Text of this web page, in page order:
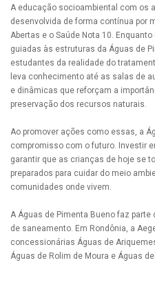
A educação socioambiental com os
desenvolvida de forma contínua por
Abertas e o Saúde Nota 10.
guiadas às estruturas da Águas de
estudantes da realidade do
leva conhecimento até as salas de
e dinâmicas que reforçam a
preservação dos recursos naturais.
Ao promover ações como essas, a
compromisso com o futuro. Investir
garantir que as crianças de hoje se
preparados para cuidar do meio
comunidades onde vivem.
A Águas de Pimenta Bueno faz parte
de saneamento. Em Rondônia, a
concessionárias Águas de
Águas de Rolim de Moura e Águas